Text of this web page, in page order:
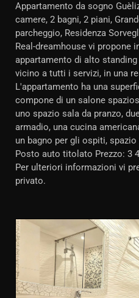
Appartamento da sogno
camere, 2 bagni, 2 piani,
parcheggio, Residenza
Real-dreamhouse vi propone
appartamento di alto
vicino a tutti i servizi, in una
L'appartamento ha una
compone di un salone
uno spazio sala da pranzo,
armadio, una cucina
un bagno per gli ospiti,
Posto auto titolato Prezzo: 3
Per ulteriori informazioni vi
privato.